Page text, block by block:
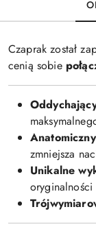
Czaprak został
cenią sobie
zmniejsza
Unikalne